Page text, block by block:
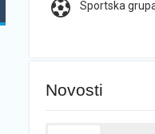
Sportska
Novosti